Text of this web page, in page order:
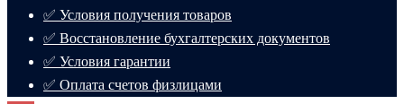
✅ Условия получения товаров
✅ Восстановление бухгалтерских документов
✅ Условия гарантии
✅ Оплата счетов физлицами